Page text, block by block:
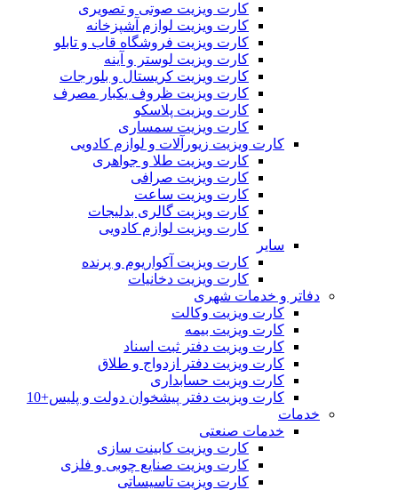
کارت ویزیت صوتی و تصویری
کارت ویزیت لوازم آشپزخانه
کارت ویزیت فروشگاه قاب و تابلو
کارت ویزیت لوستر و آینه
کارت ویزیت کریستال و بلورجات
کارت ویزیت ظروف یکبار مصرف
کارت ویزیت پلاسکو
کارت ویزیت سمساری
کارت ویزیت زیورآلات و لوازم کادویی
کارت ویزیت طلا و جواهری
کارت ویزیت صرافی
کارت ویزیت ساعت
کارت ویزیت گالری بدلیجات
کارت ویزیت لوازم کادویی
سایر
کارت ویزیت آکواریوم و پرنده
کارت ویزیت دخانیات
دفاتر و خدمات شهری
کارت ویزیت وکالت
کارت ویزیت بیمه
کارت ویزیت دفتر ثبت اسناد
کارت ویزیت دفتر ازدواج و طلاق
کارت ویزیت حسابداری
کارت ویزیت دفتر پیشخوان دولت و پلیس+10
خدمات
خدمات صنعتی
کارت ویزیت کابینت سازی
کارت ویزیت صنایع چوبی و فلزی
کارت ویزیت تاسیساتی